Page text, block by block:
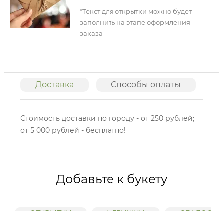
*Текст для открытки можно будет
заполнить на этапе оформления
заказа
Доставка Способы оплаты
Стоимость доставки по городу - от 250 рублей;
от 5 000 рублей - бесплатно!
Добавьте к букету